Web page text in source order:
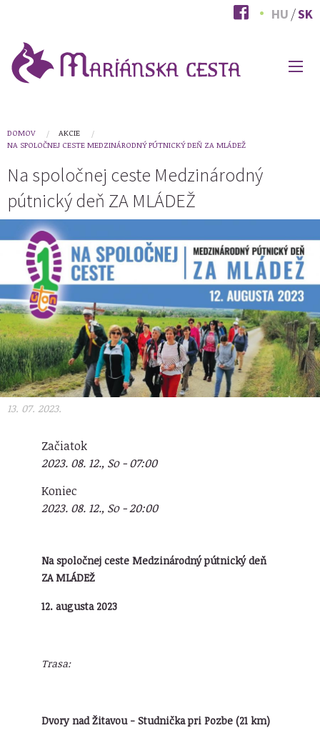
hlavný
obsah
HU SK
You
here
DOMOV
AKCIE
NA SPOLOČNEJ CESTE MEDZINÁRODNÝ PÚTNICKÝ DEŇ ZA MLÁDEŽ
Na spoločnej ceste Medzinárodný
pútnický deň ZA MLÁDEŽ
13. 07. 2023.
Začiatok
2023. 08. 12., So - 07:00
Koniec
2023. 08. 12., So - 20:00
Na spoločnej ceste Medzinárodný pútnický deň
ZA MLÁDEŽ
12. augusta 2023
Trasa:
Dvory nad Žitavou - Studnička pri Pozbe (21 km)